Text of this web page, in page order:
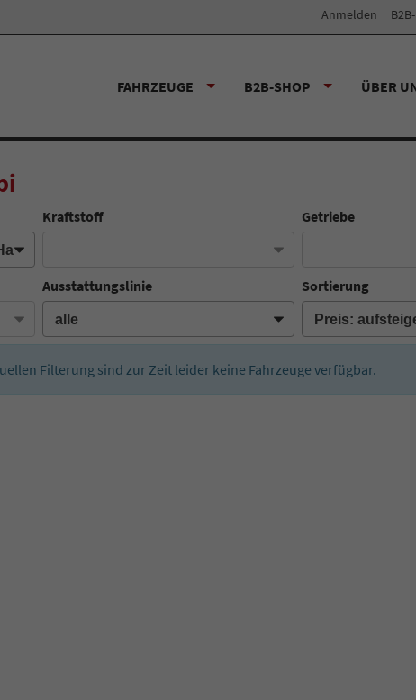
Anmelden
FAHRZEUGE B2B-SHOP ÜBER
Kraftstoff Getriebe
Ausstattungslinie Sortierung
Filterung sind zur Zeit leider keine Fahrzeuge verfügbar.